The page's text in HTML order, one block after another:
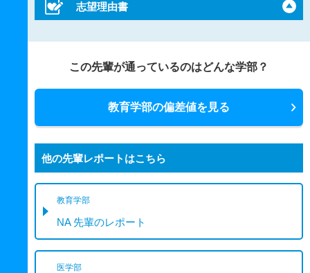
志望理由書
この先輩が通っているのはどんな学部？
教育学部の偏差値を見る
他の先輩レポートはこちら
教育学部
NA 先輩のレポート
医学部